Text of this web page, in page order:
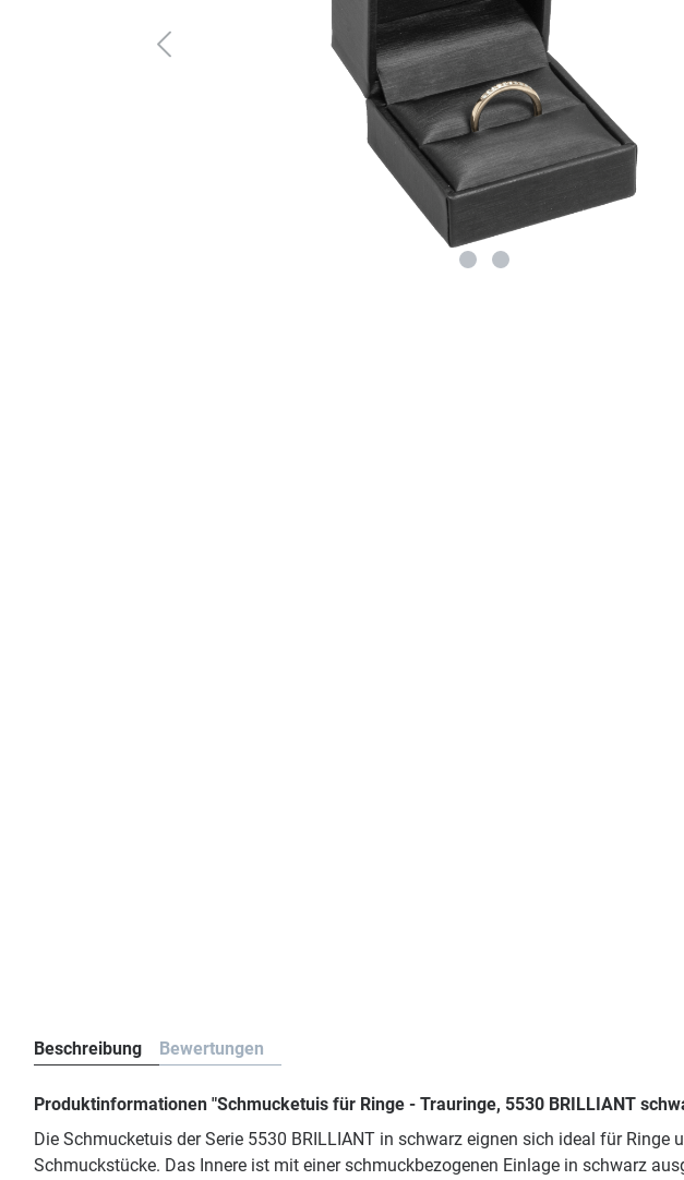
Beschreibung Bewertungen
Produktinformationen "Schmucketuis für Ringe - Trauringe, 5530 BRILLIANT
Die Schmucketuis der Serie 5530 BRILLIANT in schwarz eignen sich ideal für
Schmuckstücke. Das Innere ist mit einer schmuckbezogenen Einlage in schwarz